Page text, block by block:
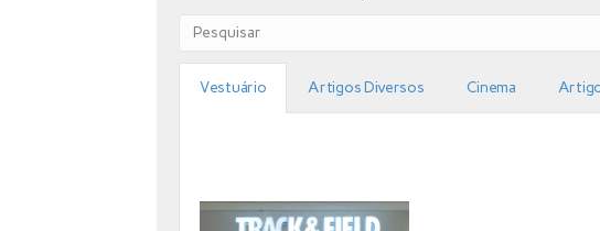
Vestuário Artigos Diversos Cinema